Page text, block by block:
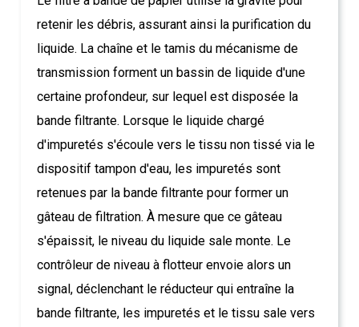
retenir les débris, assurant ainsi la purification du
liquide. La chaîne et le tamis du mécanisme de
transmission forment un bassin de liquide d'une
certaine profondeur, sur lequel est disposée la
bande filtrante. Lorsque le liquide chargé
d'impuretés s'écoule vers le tissu non tissé via le
dispositif tampon d'eau, les impuretés sont
retenues par la bande filtrante pour former un
gâteau de filtration. À mesure que ce gâteau
s'épaissit, le niveau du liquide sale monte. Le
contrôleur de niveau à flotteur envoie alors un
signal, déclenchant le réducteur qui entraîne la
bande filtrante, les impuretés et le tissu sale vers